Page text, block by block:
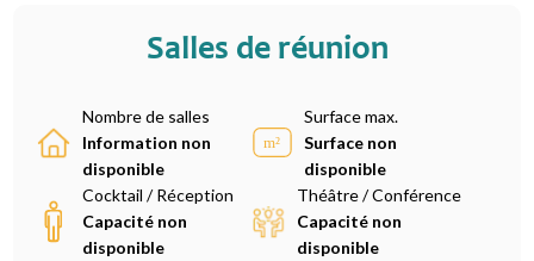
Salles de réunion
Nombre de salles
Information non
disponible
Surface max.
Surface non
disponible
Cocktail / Réception
Capacité non
disponible
Théâtre / Conférence
Capacité non
disponible